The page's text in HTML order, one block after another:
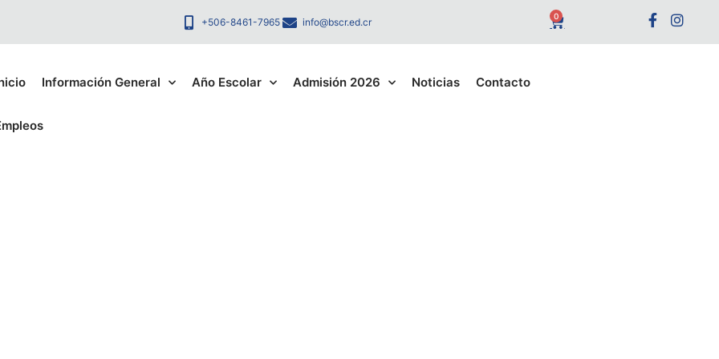
+506-8461-7965 info@bscr.ed.cr
0
Información General Año Escolar Admisión 2026 Noticias Contacto